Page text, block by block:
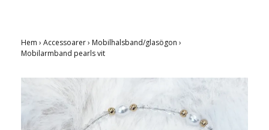
Hem › Accessoarer› Mobilhalsband/glasögon ›
Mobilarmband pearls vit